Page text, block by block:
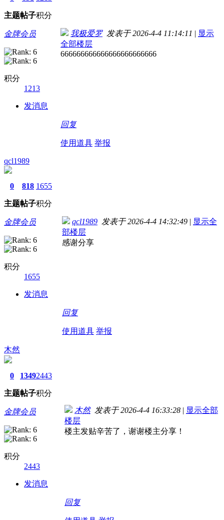
主题帖子积分
金牌会员
积分
1213
发消息
我极爱罗发表于 2026-4-4 11:14:11 | 显示
全部楼层
666666666666666666666666
回复
使用道具 举报
qcl1989
0
主题
818
帖子
1655
积分
金牌会员
积分
1655
发消息
qcl1989 发表于 2026-4-4 14:32:49 | 显示全
部楼层
感谢分享
回复
使用道具 举报
木然
0
主题
1349
帖子
2443
积分
金牌会员
积分
2443
发消息
木然发表于 2026-4-4 16:33:28 | 显示全部
楼层
楼主发贴辛苦了，谢谢楼主分享！
回复